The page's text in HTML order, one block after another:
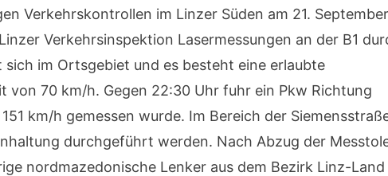
Verkehrskontrollen im Linzer Süden am 21.
Verkehrsinspektion Lasermessungen an der B1
im Ortsgebiet und es besteht eine erlaubte
von 70 km/h. Gegen 22:30 Uhr fuhr ein Pkw Richtung
km/h gemessen wurde. Im Bereich der
durchgeführt werden. Nach Abzug der
nordmazedonische Lenker aus dem Bezirk Linz-Land